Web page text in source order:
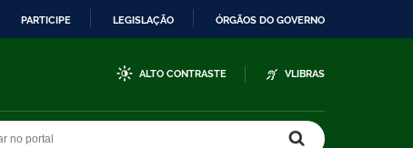
PARTICIPE LEGISLAÇÃO ÓRGÃOS DO GOVERNO
ALTO CONTRASTE VLIBRAS